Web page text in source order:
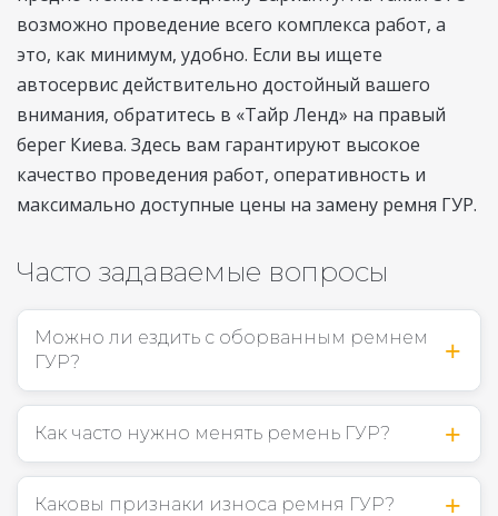
возможно проведение всего комплекса работ, а
это, как минимум, удобно. Если вы ищете
автосервис действительно достойный вашего
внимания, обратитесь в «Тайр Ленд» на правый
берег Киева. Здесь вам гарантируют высокое
качество проведения работ, оперативность и
максимально доступные цены на замену ремня ГУР.
Часто задаваемые вопросы
Можно ли ездить с оборванным ремнем
ГУР?
Как часто нужно менять ремень ГУР?
Каковы признаки износа ремня ГУР?